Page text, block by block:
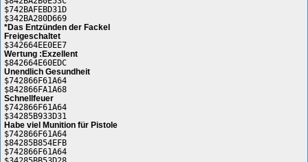
$742BAFEBD31D
$342BA280D669
*Das Entzünden der Fackel
Freigeschaltet
$342664EE0EE7
Wertung :Exzellent
$842664E60EDC
Unendlich Gesundheit
$742866F61A64
$842866FA1A68
Schnellfeuer
$742866F61A64
$34285B933D31
Habe viel Munition für Pistole
$742866F61A64
$84285B854EFB
$742866F61A64